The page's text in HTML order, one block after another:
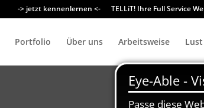
-> jetzt kennenlernen <- TELLiT! Ihre Full Service
Portfolio Über uns Arbeitsweise